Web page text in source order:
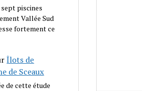
piscines
Vallée Sud
fortement ce
Îlots de
de Sceaux
de cette étude